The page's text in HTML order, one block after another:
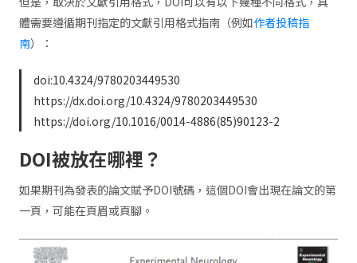
體需要遵循期刊指定的文獻引用格式指南（例如作者投稿指
南）：
doi:10.4324/9780203449530
https://dx.doi.org/10.4324/9780203449530
https://doi.org/10.1016/0014-4886(85)90123-2
DOI被放在哪裡？
如果期刊為發表的論文賦予DOI號碼，這個DOI會出現在論文的第
一頁，可能在頁眉或頁腳。